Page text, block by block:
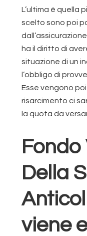
L’ultima è quella
scelto sono poi
ha il diritto di
situazione di un
l’obbligo di
Esse vengono
risarcimento ci
la quota da
Della
viene